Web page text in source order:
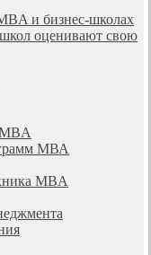
и бизнес-школах
оценивают свою
МВА
MBA